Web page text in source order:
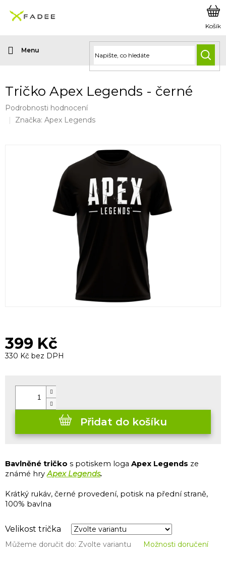
obsah
Tričko Apex Legends - černé
Průměrné
hodnocení
Podrobnosti hodnocení
Značka: Apex Legends
399 Kč
330 Kč bez DPH
Velikost trička
Můžeme doručit do: Zvolte variantu Možnosti doručení
Přidat do košíku
Bavlněné tričko s potiskem loga Apex Legends ze
známé hryApex Legends.
Krátký rukáv, černé provedení, potisk na přední straně,
100% bavlna